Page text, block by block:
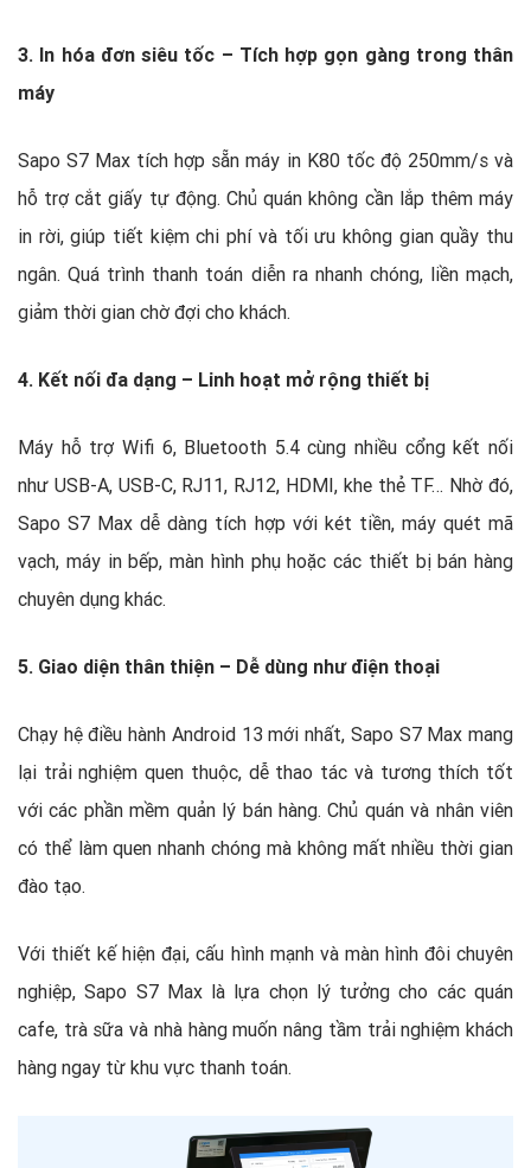
3. In hóa đơn siêu tốc – Tích hợp gọn gàng trong thân
máy
Sapo S7 Max tích hợp sẵn máy in K80 tốc độ 250mm/s và
hỗ trợ cắt giấy tự động. Chủ quán không cần lắp thêm máy
in rời, giúp tiết kiệm chi phí và tối ưu không gian quầy thu
ngân. Quá trình thanh toán diễn ra nhanh chóng, liền mạch,
giảm thời gian chờ đợi cho khách.
4. Kết nối đa dạng – Linh hoạt mở rộng thiết bị
Máy hỗ trợ Wifi 6, Bluetooth 5.4 cùng nhiều cổng kết nối
như USB-A, USB-C, RJ11, RJ12, HDMI, khe thẻ TF… Nhờ đó,
Sapo S7 Max dễ dàng tích hợp với két tiền, máy quét mã
vạch, máy in bếp, màn hình phụ hoặc các thiết bị bán hàng
chuyên dụng khác.
5. Giao diện thân thiện – Dễ dùng như điện thoại
Chạy hệ điều hành Android 13 mới nhất, Sapo S7 Max mang
lại trải nghiệm quen thuộc, dễ thao tác và tương thích tốt
với các phần mềm quản lý bán hàng. Chủ quán và nhân viên
có thể làm quen nhanh chóng mà không mất nhiều thời gian
đào tạo.
Với thiết kế hiện đại, cấu hình mạnh và màn hình đôi chuyên
nghiệp, Sapo S7 Max là lựa chọn lý tưởng cho các quán
cafe, trà sữa và nhà hàng muốn nâng tầm trải nghiệm khách
hàng ngay từ khu vực thanh toán.